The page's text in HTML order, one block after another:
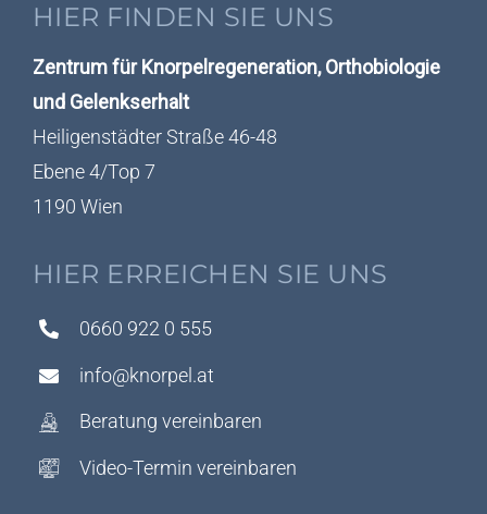
HIER FINDEN SIE UNS
Zentrum für Knorpelregeneration, Orthobiologie
und Gelenkserhalt
Heiligenstädter Straße 46-48
Ebene 4/Top 7
1190 Wien
HIER ERREICHEN SIE UNS
0660 922 0 555
info@knorpel.at
Beratung vereinbaren
Video-Termin vereinbaren